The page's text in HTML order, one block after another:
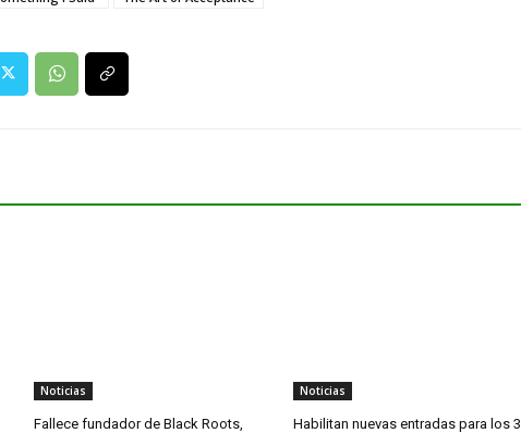
Noticias
Fallece fundador de Black Roots,
Noticias
Habilitan nuevas entradas para los 3